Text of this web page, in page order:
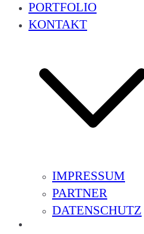
PORTFOLIO
KONTAKT
IMPRESSUM
PARTNER
DATENSCHUTZ